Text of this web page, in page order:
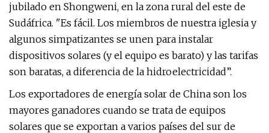
jubilado en Shongweni, en la zona rural del este de
Sudáfrica. "Es fácil. Los miembros de nuestra iglesia y
algunos simpatizantes se unen para instalar
dispositivos solares (y el equipo es barato) y las tarifas
son baratas, a diferencia de la hidroelectricidad”.
Los exportadores de energía solar de China son los
mayores ganadores cuando se trata de equipos
solares que se exportan a varios países del sur de